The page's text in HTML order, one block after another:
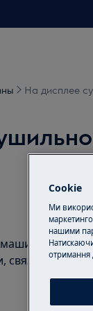
На дисплее
связанные с
Cookie
Ми
нашими
отримання